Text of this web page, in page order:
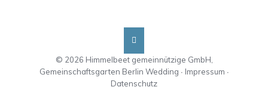
© 2026 Himmelbeet gemeinnützige GmbH,
Gemeinschaftsgarten Berlin Wedding ∙ Impressum ∙
Datenschutz